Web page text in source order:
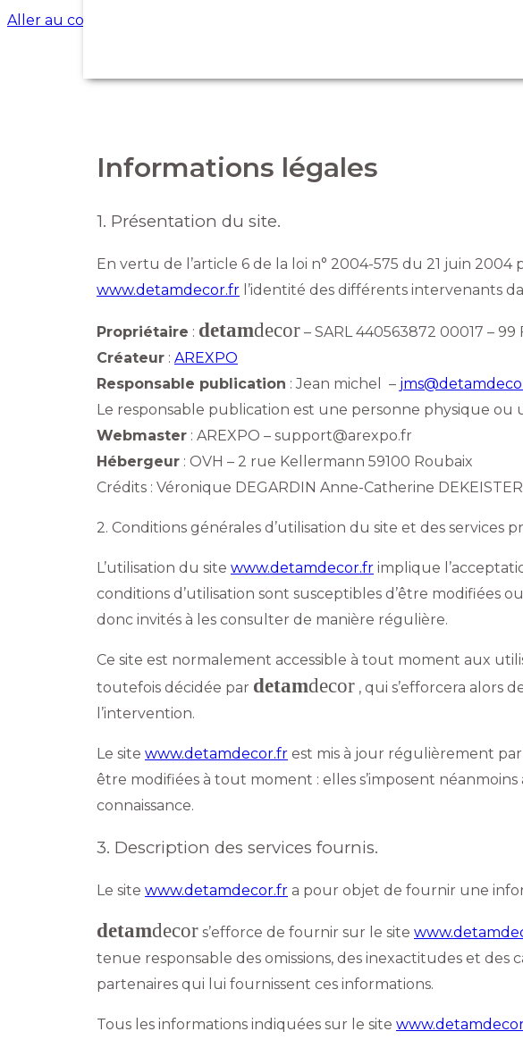
Aller au contenu principal
Informations légales
1. Présentation du site.
En vertu de l’article 6 de la loi n° 2004-575 du 21 juin
www.detamdecor.fr l’identité des différents intervenants
Propriétaire : detamdecor – SARL 440563872 00017 –
Créateur : AREXPO
Responsable publication : Jean michel –
Le responsable publication est une personne physique ou
Webmaster : AREXPO – support@arexpo.fr
Hébergeur : OVH – 2 rue Kellermann 59100 Roubaix
Crédits : Véronique DEGARDIN Anne-Catherine
2. Conditions générales d’utilisation du site et des services
L’utilisation du site www.detamdecor.fr implique
conditions d’utilisation sont susceptibles d’être modifiées
donc invités à les consulter de manière régulière.
Ce site est normalement accessible à tout moment aux
toutefois décidée par detamdecor , qui s’efforcera alors
l’intervention.
Le site www.detamdecor.fr est mis à jour régulièrement
être modifiées à tout moment : elles s’imposent
connaissance.
3. Description des services fournis.
Le site www.detamdecor.fr a pour objet de fournir une
detamdecor s’efforce de fournir sur le site
tenue responsable des omissions, des inexactitudes et des
partenaires qui lui fournissent ces informations.
Tous les informations indiquées sur le site
Panneau de gestion des cookies